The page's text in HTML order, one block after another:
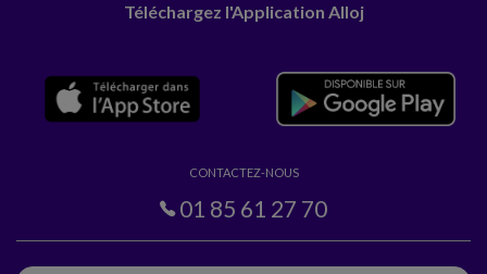
Téléchargez l'Application Alloj
CONTACTEZ-NOUS
01 85 61 27 70